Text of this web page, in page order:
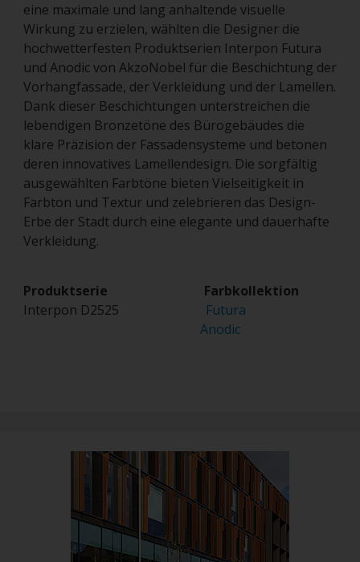
eine maximale und lang anhaltende visuelle
Wirkung zu erzielen, wählten die Designer die
hochwetterfesten Produktserien Interpon Futura
und Anodic von AkzoNobel für die Beschichtung der
Vorhangfassade, der Verkleidung und der Lamellen.
Dank dieser Beschichtungen unterstreichen die
lebendigen Bronzetöne des Bürogebäudes die
klare Präzision der Fassadensysteme und betonen
deren innovatives Lamellendesign. Die sorgfältig
ausgewählten Farbtöne bieten Vielseitigkeit in
Farbton und Textur und zelebrieren das Design-
Erbe der Stadt durch eine elegante und dauerhafte
Verkleidung.
Produktserie Farbkollektion
Interpon D2525 Futura
Anodic